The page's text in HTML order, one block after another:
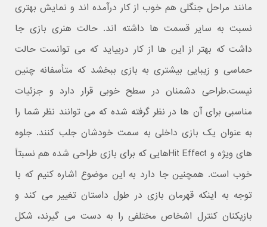
مانند مراحل جنگلی هم خوب از کار درآمده اند و نمایش بهتری
نسبت به سایر قسمت ها داشته اند. حالت هنری بازی جا
داشت که بهتر از این ها از کار دربیاید که می توانست حالت
حماسی و زیبایی بیشتری به بازی ببخشد که متأسفانه چنین
نیست.طراحی دشمنان در سطح خوبی قرار دارد و جزئیات
مناسبی برای آن ها در نظر گرفته شده که می توانند نظر شما را
به عنوان یک بازی داخلی به سمت خودشان جلب کنند. جلوه
های ویژه و Hit Effectهایی که برای بازی طراحی شده هم نسبتاً
خوب است. همچنین جا دارد به این موضوع اشاره کنیم که با
توجه به اینکه قهرمان بازی در طول داستان تغییر می کند و
بازیکنان کنترل اشخاص مختلفی را به دست می گیرند، شکل